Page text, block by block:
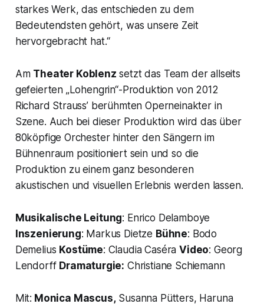
starkes Werk, das entschieden zu dem
Bedeutendsten gehört, was unsere Zeit
hervorgebracht hat.“
Am Theater Koblenz setzt das Team der allseits
gefeierten „Lohengrin“-Produktion von 2012
Richard Strauss’ berühmten Operneinakter in
Szene. Auch bei dieser Produktion wird das über
80köpfige Orchester hinter den Sängern im
Bühnenraum positioniert sein und so die
Produktion zu einem ganz besonderen
akustischen und visuellen Erlebnis werden lassen.
Musikalische Leitung: Enrico Delamboye
Inszenierung: Markus Dietze Bühne: Bodo
Demelius Kostüme: Claudia CaséraVideo: Georg
Lendorff Dramaturgie: Christiane Schiemann
Mit: Monica Mascus,Susanna Pütters, Haruna